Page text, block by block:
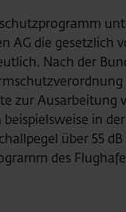
AG die gesetzlich
Nach der
zur Ausarbeitung
in
über 55
des